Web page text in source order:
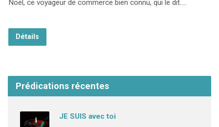
Noël, ce voyageur de commerce bien connu, qui le dit.…
Détails
Prédications récentes
JE SUIS avec toi